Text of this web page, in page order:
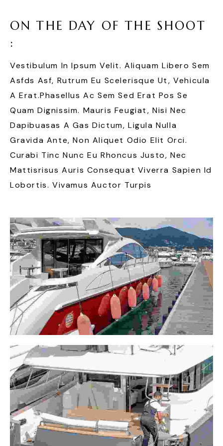
ON THE DAY OF THE SHOOT
:
Vestibulum In Ipsum Velit. Aliquam Libero Sem
Asfds Asf, Rutrum Eu Scelerisque Ut, Vehicula
A Erat.Phasellus Ac Sem Sed Erat Pos Se
Quam Dignissim. Mauris Feugiat, Nisi Nec
Dapibuasas A Gas Dictum, Ligula Nulla
Gravida Ante, Non Aliquet Odio Elit Orci.
Curabi Tinc Nunc Eu Rhoncus Justo, Nec
Mattisrisus Auris Consequat Viverra Sapien Id
Lobortis. Vivamus Auctor Turpis